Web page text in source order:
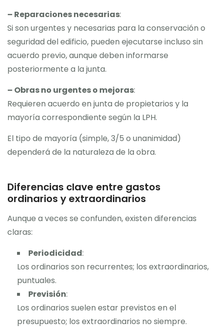
– Reparaciones necesarias:
Si son urgentes y necesarias para la conservación o
seguridad del edificio, pueden ejecutarse incluso sin
acuerdo previo, aunque deben informarse
posteriormente a la junta.
– Obras no urgentes o mejoras:
Requieren acuerdo en junta de propietarios y la
mayoría correspondiente según la LPH.
El tipo de mayoría (simple, 3/5 o unanimidad)
dependerá de la naturaleza de la obra.
Diferencias clave entre gastos
ordinarios y extraordinarios
Aunque a veces se confunden, existen diferencias
claras:
Periodicidad:
Los ordinarios son recurrentes; los extraordinarios,
puntuales.
Previsión:
Los ordinarios suelen estar previstos en el
presupuesto; los extraordinarios no siempre.